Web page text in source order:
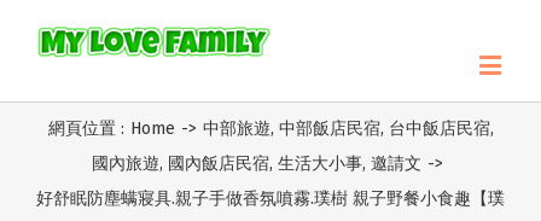
網頁位置 : Home -> 中部旅遊, 中部飯店民宿, 台中飯店民宿,
國內旅遊, 國內飯店民宿, 生活大小事, 邀請文 ->
好舒眠防塵螨寢具.親子手做香氛噴霧.璞樹 親子野餐小食趣【璞